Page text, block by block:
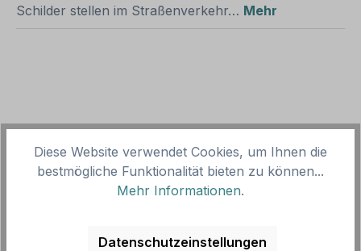
Schilder stellen im Straßenverkehr… Mehr
Diese Website verwendet Cookies, um Ihnen die
bestmögliche Funktionalität bieten zu können...
Mehr Informationen.
Datenschutzeinstellungen